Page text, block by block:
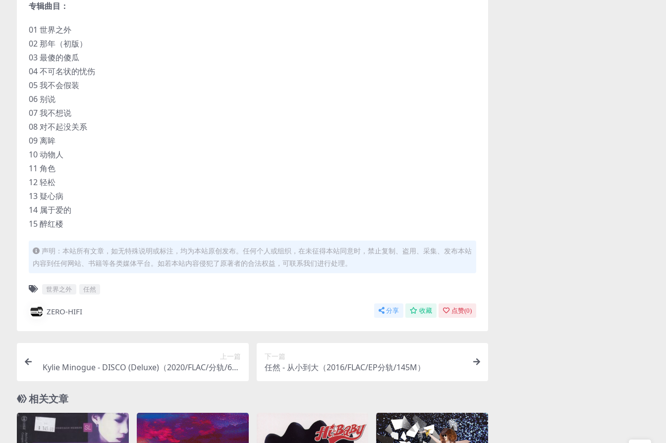
专辑曲目：
01 世界之外
02 那年（初版）
03 最傻的傻瓜
04 不可名状的忧伤
05 我不会假装
06 别说
07 我不想说
08 对不起没关系
09 离眸
10 动物人
11 角色
12 轻松
13 疑心病
14 属于爱的
15 醉红楼
声明：本站所有文章，如无特殊说明或标注，均为本站原创发布。任何个人或组织，在未征得本站同意时，禁止复制、盗用、采集、发布本站
内容到任何网站、书籍等各类媒体平台。如若本站内容侵犯了原著者的合法权益，可联系我们进行处理。
世界之外 任然
ZERO-HIFI 分享 收藏 点赞(0)
上一篇
Kylie Minogue - DISCO (Deluxe)（2020/FLAC/分轨/675
下一篇
任然 - 从小到大（2016/FLAC/EP分轨/145M）
相关文章